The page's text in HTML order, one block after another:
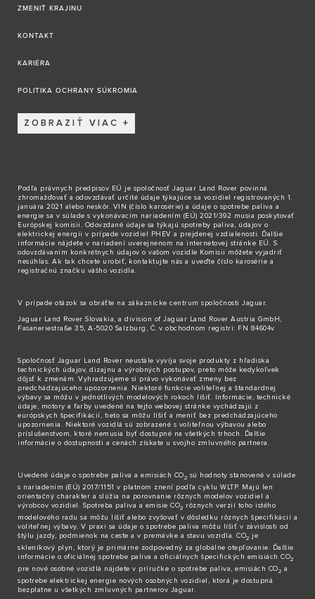
ZMENIŤ KRAJINU
KONTAKT
KARIÉRA
POLITIKA OCHRANY SÚKROMIA
ZOBRAZIŤ VIAC
Podľa právnych predpisov EÚ je spoločnosť Jaguar Land Rover povinná
zhromažďovať a odovzdávať určité údaje týkajúce sa vozidiel registrovaných 1.
januára 2021 alebo neskôr. VIN (číslo karosérie) a údaje o spotrebe paliva a
energie sa v súlade s vykonávacím nariadením (EÚ) 2021/392 musia poskytovať
Európskej komisii. Odovzdané údaje sa týkajú spotreby paliva, údajov o
elektrickej energii v prípade vozidiel PHEV a prejdenej vzdialenosti. Ďalšie
informácie nájdete v nariadení uverejnenom na internetovej stránke EÚ. S
odovzdávaním konkrétnych údajov o vašom vozidle Komisii môžete vyjadriť
nesúhlas. Ak tak chcete urobiť,
kontaktujte nás a uveďte číslo karosérie a
registračnú značku vášho vozidla.
V prípade otázok sa obráťte na zákaznícke centrum spoločnosti Jaguar.
Jaguar Land Rover Slovakia, a division of Jaguar Land Rover Austria GmbH,
Fasaneriestraße 35, A-5020 Salzburg, Č. v obchodnom registri: FN 84604v
Spoločnosť Jaguar Land Rover neustále vyvíja svoje produkty z hľadiska
technických údajov, dizajnu a výrobných postupov, preto môže kedykoľvek
dôjsť k zmenám. Vyhradzujeme si právo vykonávať zmeny bez
predchádzajúceho upozornenia. Niektoré funkcie voliteľnej a štandardnej
výbavy sa môžu v jednotlivých modelových rokoch líšiť. Informácie, technické
údaje, motory a farby uvedené na tejto webovej stránke vychádzajú z
európskych špecifikácií, tieto sa môžu líšiť a meniť bez predchádzajúceho
upozornenia. Niektoré vozidlá sú zobrazené s voliteľnou výbavou alebo
príslušenstvom, ktoré nemusia byť dostupné na všetkých trhoch. Ďalšie
informácie o dostupnosti a cenách získate u svojho zmluvného partnera.
Uvedené údaje o spotrebe paliva a emisiách CO2 sú hodnoty stanovené v súlade
s nariadením (EÚ) 2017/1151 v platnom znení podľa cyklu WLTP. Majú len
orientačný charakter a slúžia na porovnanie rôznych modelov vozidiel a
výrobcov vozidiel. Spotreba paliva a emisie CO2
rôznych verzií toho istého
modelového radu sa môžu líšiť alebo zvyšovať v dôsledku rôznych špecifikácií a
voliteľnej výbavy. V praxi sa údaje o spotrebe paliva môžu líšiť v závislosti od
štýlu jazdy, podmienok na ceste a v premávke a stavu vozidla. CO2 je
skleníkový plyn, ktorý je primárne zodpovedný za globálne otepľovanie. Ďalšie
informácie o oficiálnej spotrebe paliva a oficiálnych špecifických emisiách CO2
pre nové osobné vozidlá nájdete v príručke o spotrebe paliva, emisiách CO2 a
spotrebe elektrickej energie nových osobných vozidiel, ktorá je dostupná
bezplatne u všetkých zmluvných partnerov Jaguar.